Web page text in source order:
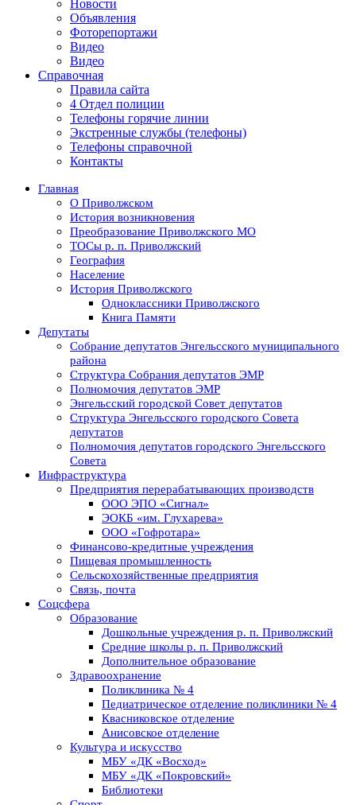
Новости
Объявления
Фоторепортажи
Видео
Видео
Справочная
Правила сайта
4 Отдел полиции
Телефоны горячие линии
Экстренные службы (телефоны)
Телефоны справочной
Контакты
Главная
О Приволжском
История возникновения
Преобразование Приволжского МО
ТОСы р. п. Приволжский
География
Население
История Приволжского
Одноклассники Приволжского
Книга Памяти
Депутаты
Собрание депутатов Энгельсского муниципального
района
Структура Собрания депутатов ЭМР
Полномочия депутатов ЭМР
Энгельсский городской Совет депутатов
Структура Энгельсского городского Совета
депутатов
Полномочия депутатов городского Энгельсского
Совета
Инфраструктура
Предприятия перерабатывающих производств
ООО ЭПО «Сигнал»
ЭОКБ «им. Глухарева»
ООО «Гофротара»
Финансово-кредитные учреждения
Пищевая промышленность
Сельскохозяйственные предприятия
Связь, почта
Соцсфера
Образование
Дошкольные учреждения р. п. Приволжский
Средние школы р. п. Приволжский
Дополнительное образование
Здравоохранение
Поликлиника № 4
Педиатрическое отделение поликлиники № 4
Квасниковское отделение
Анисовское отделение
Культура и искусство
МБУ «ДК «Восход»
МБУ «ДК «Покровский»
Библиотеки